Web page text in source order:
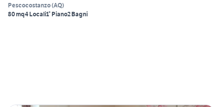
Pescocostanzo(AQ)
80 mq4 Locali1° Piano2 Bagni